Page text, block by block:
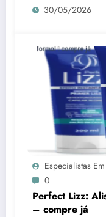
30/05/2026
Especialistas
0
Perfect Lizz:
– compre já